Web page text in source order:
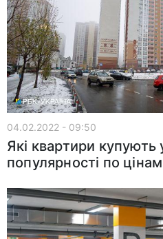
04.02.2022 - 09:50
Які квартири купують
популярності по